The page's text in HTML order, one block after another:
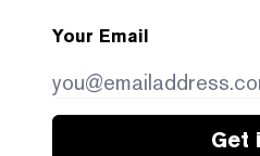
Your Email
Get